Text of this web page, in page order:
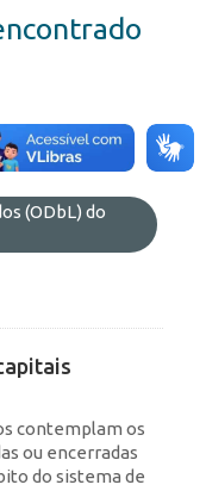
Formatos:
(ODbL) do
contemplam os
ou encerradas
do sistema de